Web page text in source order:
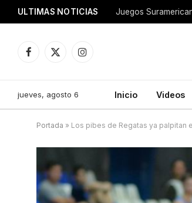
ULTIMAS NOTICIAS Juegos
Facebook
X
Instagram
jueves, agosto 6 Inicio Videos
Portada » Los pibes de Regatas ya palpitan